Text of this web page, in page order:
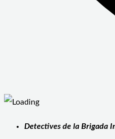
Detectives de la Brigada